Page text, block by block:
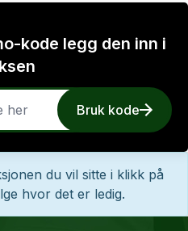
kode legg den inn i
Bruk kode
du vil sitte i klikk på
hvor det er ledig.